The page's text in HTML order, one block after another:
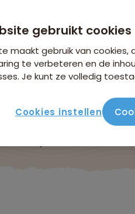
gebruikt cookies
maakt gebruik van
te verbeteren en de
Je kunt ze volledig
Cookies instellen